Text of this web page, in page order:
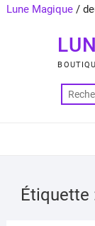
Lune Magique/
Étiquette